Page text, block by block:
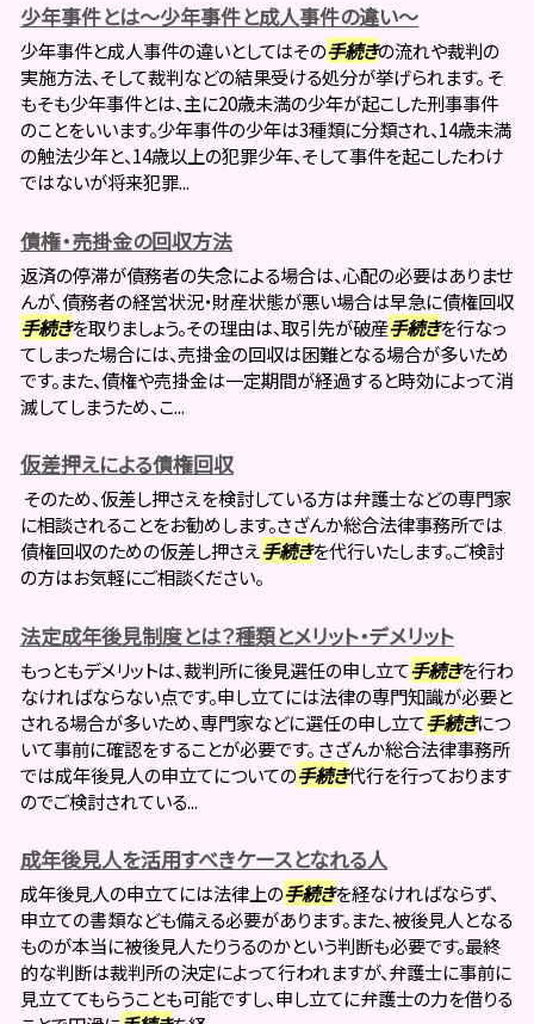
少年事件とは～少年事件と成人事件の違い～
少年事件と成人事件の違いとしてはその手続きの流れや裁判の
実施方法、そして裁判などの結果受ける処分が挙げられます。 そ
もそも少年事件とは、主に20歳未満の少年が起こした刑事事件
のことをいいます。少年事件の少年は3種類に分類され、14歳未満
の触法少年と、14歳以上の犯罪少年、そして事件を起こしたわけ
ではないが将来犯罪...
債権・売掛金の回収方法
返済の停滞が債務者の失念による場合は、心配の必要はありませ
んが、債務者の経営状況・財産状態が悪い場合は早急に債権回収
手続きを取りましょう。その理由は、取引先が破産手続きを行なっ
てしまった場合には、売掛金の回収は困難となる場合が多いため
です。また、債権や売掛金は一定期間が経過すると時効によって消
滅してしまうため、こ...
仮差押えによる債権回収
そのため、仮差し押さえを検討している方は弁護士などの専門家
に相談されることをお勧めします。さざんか総合法律事務所では
債権回収のための仮差し押さえ手続きを代行いたします。ご検討
の方はお気軽にご相談ください。
法定成年後見制度とは？種類とメリット・デメリット
もっともデメリットは、裁判所に後見選任の申し立て手続きを行わ
なければならない点です。申し立てには法律の専門知識が必要と
される場合が多いため、専門家などに選任の申し立て手続きにつ
いて事前に確認をすることが必要です。 さざんか総合法律事務所
では成年後見人の申立てについての手続き代行を行っております
のでご検討されている...
成年後見人を活用すべきケースとなれる人
成年後見人の申立てには法律上の手続きを経なければならず、
申立ての書類なども備える必要があります。また、被後見人となる
ものが本当に被後見人たりうるのかという判断も必要です。最終
的な判断は裁判所の決定によって行われますが、弁護士に事前に
見立ててもらうことも可能ですし、申し立てに弁護士の力を借りる